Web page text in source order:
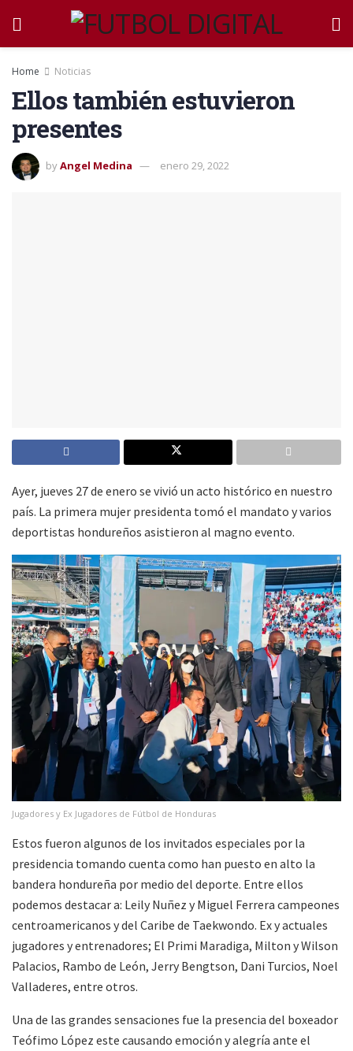
Home Noticias
Ellos también estuvieron
presentes
byAngel Medina enero 29, 2022
Ayer, jueves 27 de enero se vivió un acto histórico en nuestro
país. La primera mujer presidenta tomó el mandato y varios
deportistas hondureños asistieron al magno evento.
Jugadores y Ex Jugadores de Fútbol de Honduras
Estos fueron algunos de los invitados especiales por la
presidencia tomando cuenta como han puesto en alto la
bandera hondureña por medio del deporte. Entre ellos
podemos destacar a: Leily Nuñez y Miguel Ferrera campeones
centroamericanos y del Caribe de Taekwondo. Ex y actuales
jugadores y entrenadores; El Primi Maradiga, Milton y Wilson
Palacios, Rambo de León, Jerry Bengtson, Dani Turcios, Noel
Valladeres, entre otros.
Una de las grandes sensaciones fue la presencia del boxeador
Teófimo López este causando emoción y alegría ante el